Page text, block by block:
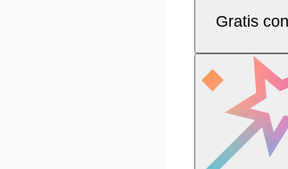
Gratis